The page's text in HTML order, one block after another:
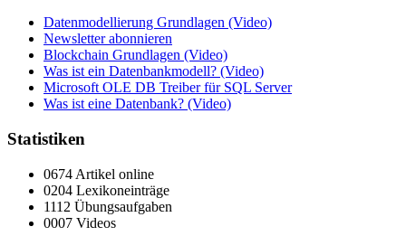
Datenmodellierung Grundlagen (Video)
Newsletter abonnieren
Blockchain Grundlagen (Video)
Was ist ein Datenbankmodell? (Video)
Microsoft OLE DB Treiber für SQL Server
Was ist eine Datenbank? (Video)
Statistiken
0674 Artikel online
0204 Lexikoneinträge
1112 Übungsaufgaben
0007 Videos